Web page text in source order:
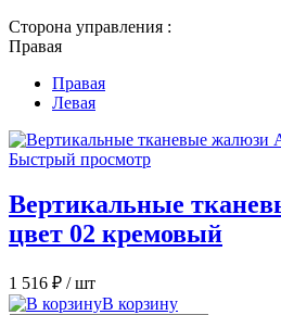
Сторона управления :
Правая
Правая
Левая
Быстрый просмотр
Вертикальные
цвет 02 кремовый
1 516 ₽ / шт
В корзину